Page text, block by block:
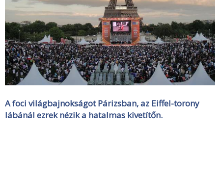
A foci világbajnokságot Párizsban, az Eiffel-torony
lábánál ezrek nézik a hatalmas kivetítőn.